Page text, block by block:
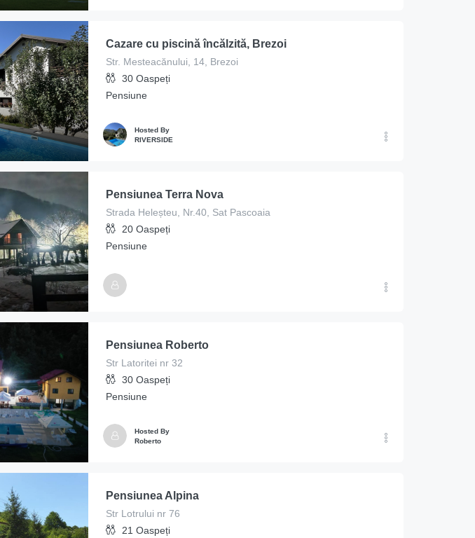
Cazare cu piscină încălzită, Brezoi
Str. Mesteacănului, 14, Brezoi
30 Oaspeți
Pensiune
Hosted By
RIVERSIDE
Pensiunea Terra Nova
Strada Heleșteu, Nr.40, Sat Pascoaia
20 Oaspeți
Pensiune
Pensiunea Roberto
Str Latoritei nr 32
30 Oaspeți
Pensiune
Hosted By
Roberto
Pensiunea Alpina
Str Lotrului nr 76
21 Oaspeți